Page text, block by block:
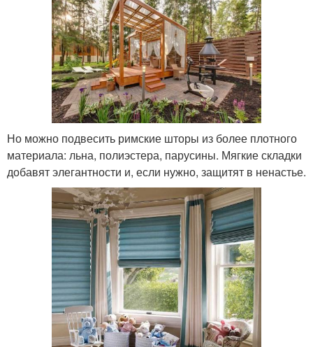
Но можно подвесить римские шторы из более плотного
материала: льна, полиэстера, парусины. Мягкие складки
добавят элегантности и, если нужно, защитят в ненастье.